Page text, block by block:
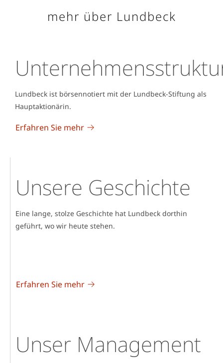
mehr über Lundbeck
Lundbeck ist börsennotiert mit der Lundbeck-Stiftung als
Hauptaktionärin.
Erfahren Sie mehr
Unsere Geschichte
Eine lange, stolze Geschichte hat Lundbeck dorthin
geführt, wo wir heute stehen.
Erfahren Sie mehr
Unser Management